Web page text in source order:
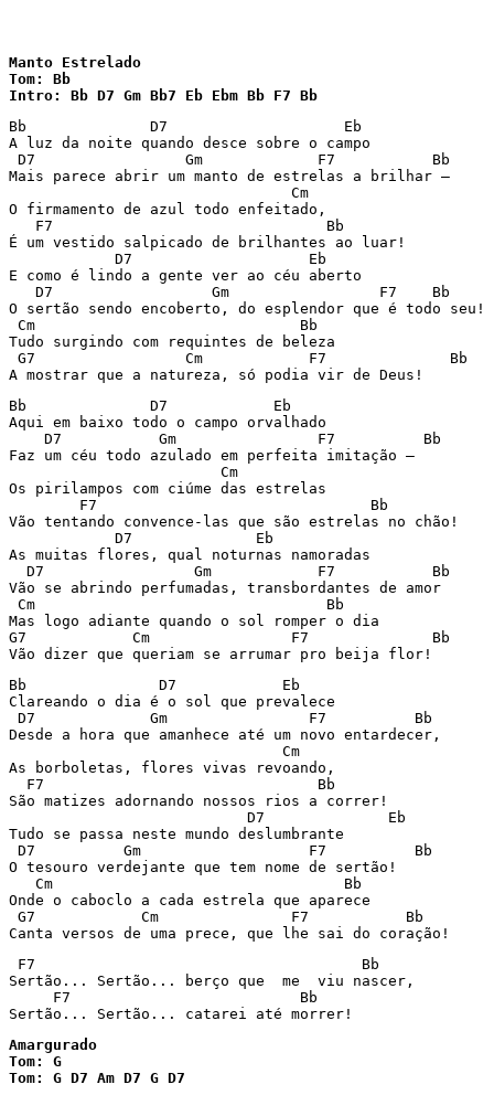
Manto Estrelado
Tom: Bb
Intro: Bb D7 Gm Bb7 Eb Ebm Bb F7 Bb
Bb              D7                    Eb
A luz da noite quando desce sobre o campo
D7                 Gm             F7           Bb
Mais parece abrir um manto de estrelas a brilhar –
                                Cm
O firmamento de azul todo enfeitado,
   F7                               Bb
É um vestido salpicado de brilhantes ao luar!
            D7                    Eb
E como é lindo a gente ver ao céu aberto
   D7                  Gm                 F7    Bb
O sertão sendo encoberto, do esplendor que é todo seu!
Cm                              Bb
Tudo surgindo com requintes de beleza
G7                 Cm            F7              Bb
A mostrar que a natureza, só podia vir de Deus!
Bb              D7            Eb
Aqui em baixo todo o campo orvalhado
    D7           Gm                F7          Bb
Faz um céu todo azulado em perfeita imitação –
                        Cm
Os pirilampos com ciúme das estrelas
        F7                               Bb
Vão tentando convence-las que são estrelas no chão!
            D7              Eb
As muitas flores, qual noturnas namoradas
  D7                 Gm            F7           Bb
Vão se abrindo perfumadas, transbordantes de amor
Cm                                 Bb
Mas logo adiante quando o sol romper o dia
G7            Cm                F7              Bb
Vão dizer que queriam se arrumar pro beija flor!
Bb               D7            Eb
Clareando o dia é o sol que prevalece
D7             Gm                F7          Bb
Desde a hora que amanhece até um novo entardecer,
                               Cm
As borboletas, flores vivas revoando,
  F7                               Bb
São matizes adornando nossos rios a correr!
                           D7              Eb
Tudo se passa neste mundo deslumbrante
D7          Gm                   F7          Bb
O tesouro verdejante que tem nome de sertão!
   Cm                                 Bb
Onde o caboclo a cada estrela que aparece
G7            Cm               F7           Bb
Canta versos de uma prece, que lhe sai do coração!
F7                                     Bb
Sertão... Sertão... berço que  me  viu nascer,
     F7                          Bb
Sertão... Sertão... catarei até morrer!
Amargurado
Tom: G
Tom: G D7 Am D7 G D7